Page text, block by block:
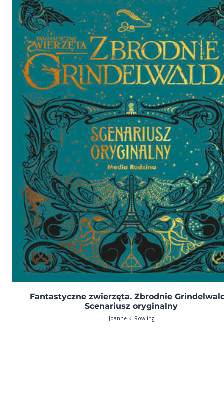
Fantastyczne zwierzęta. Zbrodnie
Scenariusz oryginalny
Joanne K. Rowling